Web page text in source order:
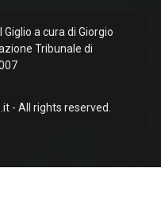
a cura di Giorgio
Tribunale di
- All rights reserved.